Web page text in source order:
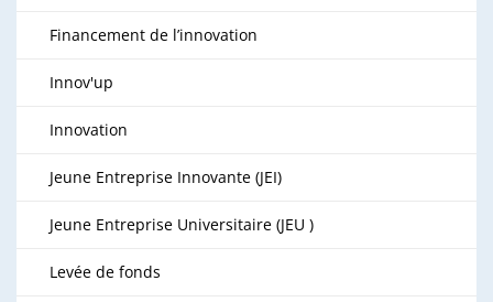
Financement de l’innovation
Innov'up
Innovation
Jeune Entreprise Innovante (JEI)
Jeune Entreprise Universitaire (JEU )
Levée de fonds